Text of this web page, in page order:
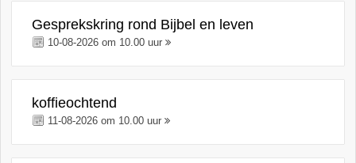
Gesprekskring rond Bijbel en leven
10-08-2026 om 10.00 uur
koffieochtend
11-08-2026 om 10.00 uur